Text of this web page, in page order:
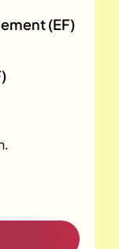
(EF)